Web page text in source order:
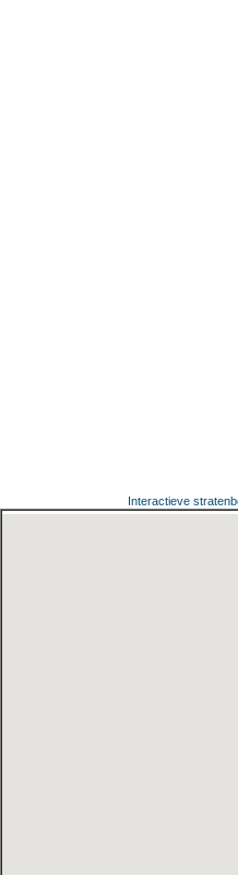
Interactieve